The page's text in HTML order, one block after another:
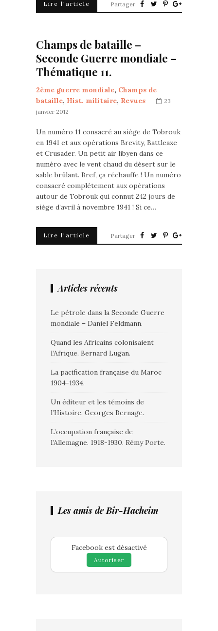
Lire l'article Partager
Champs de bataille –
Seconde Guerre mondiale –
Thématique 11.
2ème guerre mondiale, Champs de
bataille, Hist. militaire, Revues
23
janvier 2012
Un numéro 11 consacré au siège de Tobrouk
en 1941 et aux opérations Brevity, Battleaxe
et Crusader. Un petit air libyen dans ce
numéro avec le vent chaud du désert sur le
sable brûlant. Bref, ça réchauffe ! Un numéro
consacré complétement aux opérations
autour de Tobrouk qui connut 242 jours de
siège d’avril à novembre 1941 ! Si ce…
Lire l'article Partager
Articles récents
Le pétrole dans la Seconde Guerre
mondiale – Daniel Feldmann.
Quand les Africains colonisaient
l’Afrique. Bernard Lugan.
La pacification française du Maroc
1904-1934.
Un éditeur et les témoins de
l’Histoire. Georges Bernage.
L’occupation française de
l’Allemagne. 1918-1930. Rémy Porte.
Les amis de Bir-Hacheim
Facebook est désactivé
Autoriser